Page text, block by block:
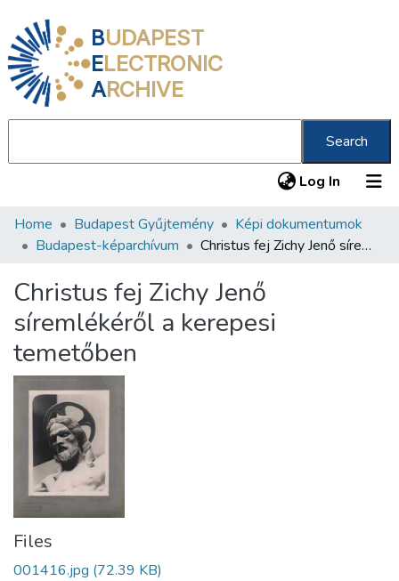
BUDAPEST
ELECTRONIC
ARCHIVE
Search
Log In (current)
Communities & Collections
Statistics
About us
Home Budapest Gyűjtemény
Képi dokumentumok
Budapest-képarchívum
Christus fej Zichy Jenő síremlékéről a kerepesi temetőben
Christus fej Zichy Jenő
síremlékéről a kerepesi
temetőben
Files
001416.jpg (72.39 KB)